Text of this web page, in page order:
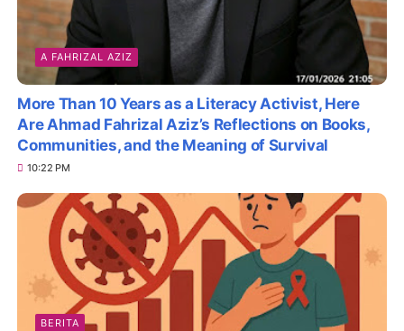
A FAHRIZAL AZIZ
More Than 10 Years as a Literacy Activist, Here
Are Ahmad Fahrizal Aziz’s Reflections on Books,
Communities, and the Meaning of Survival
10:22 PM
BERITA